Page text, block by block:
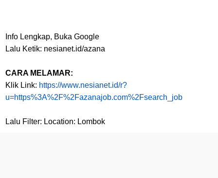
Info Lengkap, Buka Google
Lalu Ketik: nesianet.id/azana
CARA MELAMAR:
Klik Link: https://www.nesianet.id/r?
u=https%3A%2F%2Fazanajob.com%2Fsearch_job
Lalu Filter: Location: Lombok